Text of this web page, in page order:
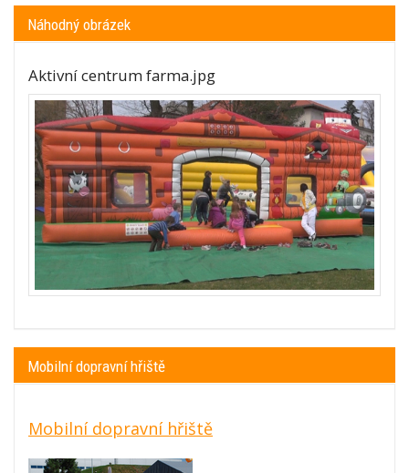
Náhodný obrázek
Aktivní centrum farma.jpg
Mobilní dopravní hřiště
Mobilní dopravní hřiště